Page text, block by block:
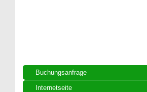
Buchungsanfrage
Internetseite